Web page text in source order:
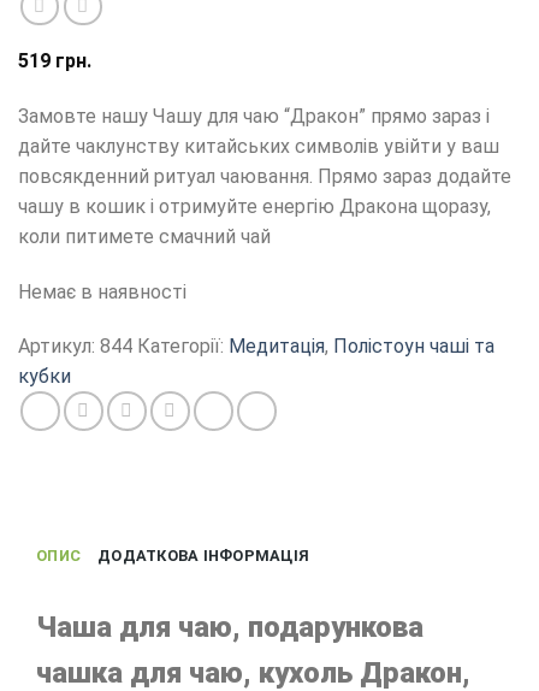
519 грн.
Замовте нашу Чашу для чаю “Дракон” прямо зараз і
дайте чаклунству китайських символів увійти у ваш
повсякденний ритуал чаювання. Прямо зараз додайте
чашу в кошик і отримуйте енергію Дракона щоразу,
коли питимете смачний чай
Немає в наявності
Артикул: 844 Категорії: Медитація, Полістоун чаші та
кубки
ОПИС ДОДАТКОВА ІНФОРМАЦІЯ
Чаша для чаю, подарункова
чашка для чаю, кухоль Дракон,